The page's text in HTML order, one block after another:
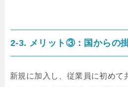
2-3. メリット③：国からの
新規に加入し、従業員に初めて